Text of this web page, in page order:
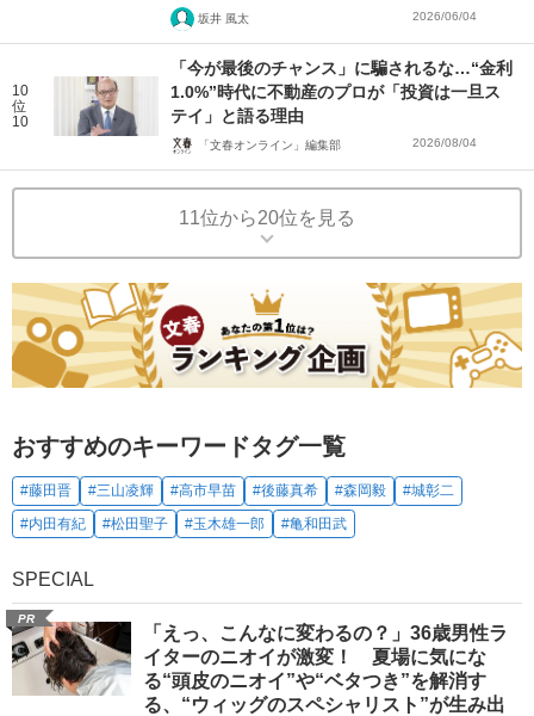
坂井 風太 2026/06/04
10
位
10
「今が最後のチャンス」に騙されるな…“金利
1.0%”時代に不動産のプロが「投資は一旦ス
テイ」と語る理由
「文春オンライン」編集部 2026/08/04
11位から20位を見る
おすすめのキーワードタグ一覧
#藤田晋 #三山凌輝 #高市早苗 #後藤真希 #森岡毅
#城彰二
#内田有紀
#松田聖子 #玉木雄一郎 #亀和田武
SPECIAL
PR
「えっ、こんなに変わるの？」36歳男性ラ
イターのニオイが激変！ 夏場に気にな
る“頭皮のニオイ”や“ベタつき”を解消す
る、“ウィッグのスペシャリスト”が生み出